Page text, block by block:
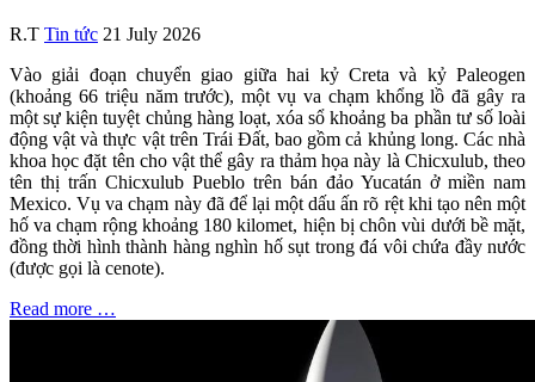
R.T Tin tức 21 July 2026
Vào giải đoạn chuyển giao giữa hai kỷ Creta và kỷ Paleogen
(khoảng 66 triệu năm trước), một vụ va chạm khổng lồ đã gây ra
một sự kiện tuyệt chủng hàng loạt, xóa sổ khoảng ba phần tư số loài
động vật và thực vật trên Trái Đất, bao gồm cả khủng long. Các nhà
khoa học đặt tên cho vật thể gây ra thảm họa này là Chicxulub, theo
tên thị trấn Chicxulub Pueblo trên bán đảo Yucatán ở miền nam
Mexico. Vụ va chạm này đã để lại một dấu ấn rõ rệt khi tạo nên một
hố va chạm rộng khoảng 180 kilomet, hiện bị chôn vùi dưới bề mặt,
đồng thời hình thành hàng nghìn hố sụt trong đá vôi chứa đầy nước
(được gọi là cenote).
Read more …